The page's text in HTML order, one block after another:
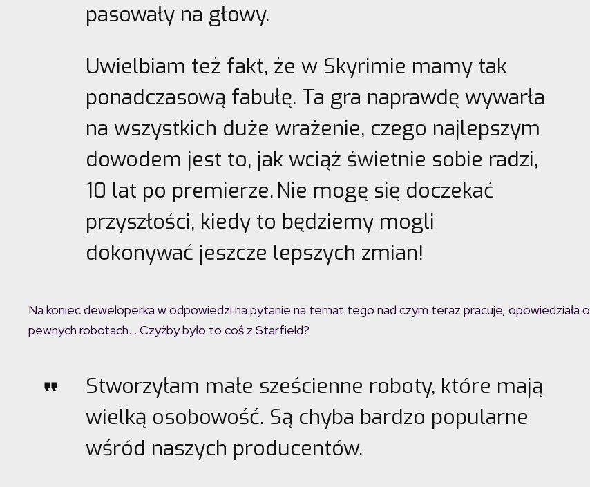
pasowały na głowy.
Uwielbiam też fakt, że w Skyrimie mamy tak
ponadczasową fabułę. Ta gra naprawdę wywarła
na wszystkich duże wrażenie, czego najlepszym
dowodem jest to, jak wciąż świetnie sobie radzi,
10 lat po premierze. Nie mogę się doczekać
przyszłości, kiedy to będziemy mogli
dokonywać jeszcze lepszych zmian!
Na koniec deweloperka w odpowiedzi na pytanie na temat tego nad czym teraz pracuje, opowiedziała o
pewnych robotach… Czyżby było to coś z Starfield?
Stworzyłam małe sześcienne roboty, które mają
wielką osobowość. Są chyba bardzo popularne
wśród naszych producentów.